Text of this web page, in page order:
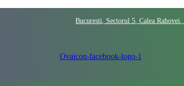
Bucuresti, Sectorul 5, Calea
Ovaicon-facebook-logo-1